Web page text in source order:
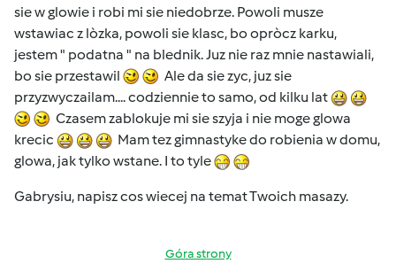
sie w glowie i robi mi sie niedobrze. Powoli musze
wstawiac z lòzka, powoli sie klasc, bo opròcz karku,
jestem " podatna " na blednik. Juz nie raz mnie nastawiali,
bo sie przestawil
Ale da sie zyc, juz sie
przyzwyczailam.... codziennie to samo, od kilku lat
Czasem zablokuje mi sie szyja i nie moge glowa
krecic
Mam tez gimnastyke do robienia w domu,
glowa, jak tylko wstane. I to tyle
Gabrysiu, napisz cos wiecej na temat Twoich masazy.
Góra strony